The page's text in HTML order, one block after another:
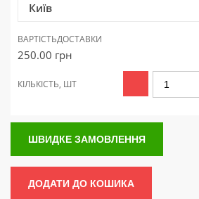
Київ
ВАРТІСТЬДОСТАВКИ
250.00 грн
КІЛЬКІСТЬ, ШТ
ШВИДКЕ ЗАМОВЛЕННЯ
ДОДАТИ ДО КОШИКА